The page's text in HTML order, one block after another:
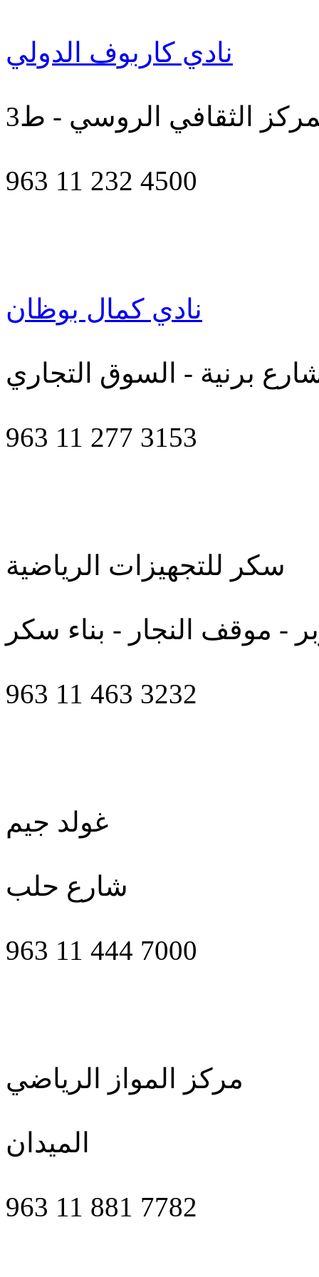
نادي كاربوف الدولي
963 11 232 4500
نادي كمال بوظان
برنية - السوق التجاري
963 11 277 3153
سكر للتجهيزات الرياضية
- موقف النجار - بناء سكر
963 11 463 3232
غولد جيم
شارع حلب
963 11 444 7000
مركز المواز الرياضي
الميدان
963 11 881 7782